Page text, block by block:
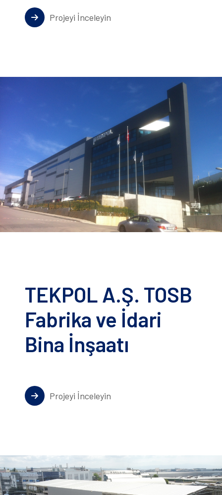
Projeyi İnceleyin
TEKPOL A.Ş. TOSB
Fabrika ve İdari
Bina İnşaatı
Projeyi İnceleyin